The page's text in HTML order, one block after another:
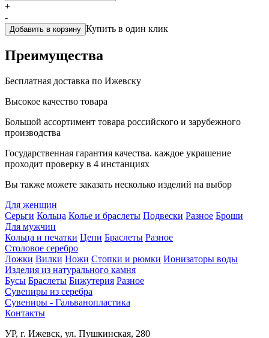
+
-
Добавить в корзину Купить в один клик
Преимущества
Бесплатная доставка по Ижевску
Высокое качество товара
Большой ассортимент товара российского и зарубежного
производства
Государственная гарантия качества. каждое украшение
проходит проверку в 4 инстанциях
Вы также можете заказать несколько изделий на выбор
Для женщин
Серьги Кольца Колье и браслеты Подвески Разное Броши
Для мужчин
Кольца и печатки Цепи Браслеты Разное
Столовое серебро
Ложки Вилки Ножи Стопки и рюмки Ионизаторы воды
Изделия из натурального камня
Бусы Браслеты Бижутерия Разное
Сувениры из серебра
Сувениры - Гальванопластика
Контакты
УР, г. Ижевск, ул. Пушкинская, 280